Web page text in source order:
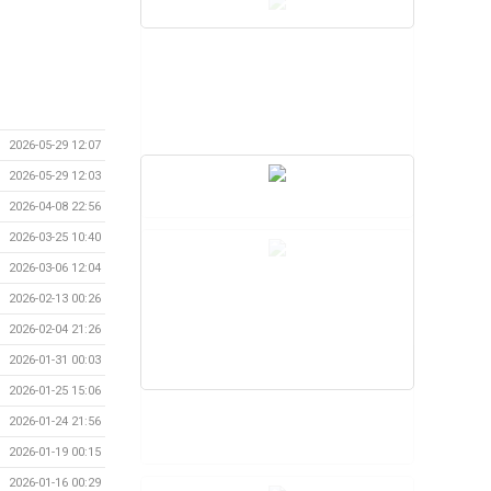
2026-05-29 12:07
2026-05-29 12:03
2026-04-08 22:56
2026-03-25 10:40
2026-03-06 12:04
2026-02-13 00:26
2026-02-04 21:26
2026-01-31 00:03
2026-01-25 15:06
2026-01-24 21:56
2026-01-19 00:15
2026-01-16 00:29